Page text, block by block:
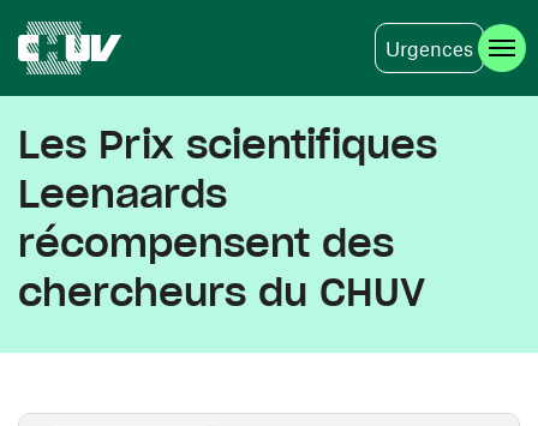
Urgences
Les Prix scientifiques
Leenaards
récompensent des
chercheurs du CHUV